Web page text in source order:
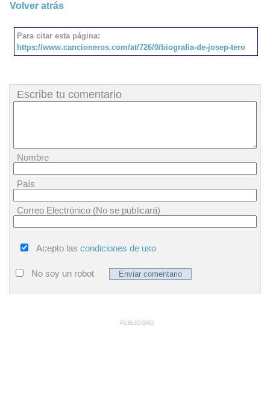
Volver atrás
Para citar esta página:
https://www.cancioneros.com/at/726/0/biografia-de-josep-tero
Escribe tu comentario
Nombre
País
Correo Electrónico (No se publicará)
Acepto las condiciones de uso
No soy un robot
PUBLICIDAD